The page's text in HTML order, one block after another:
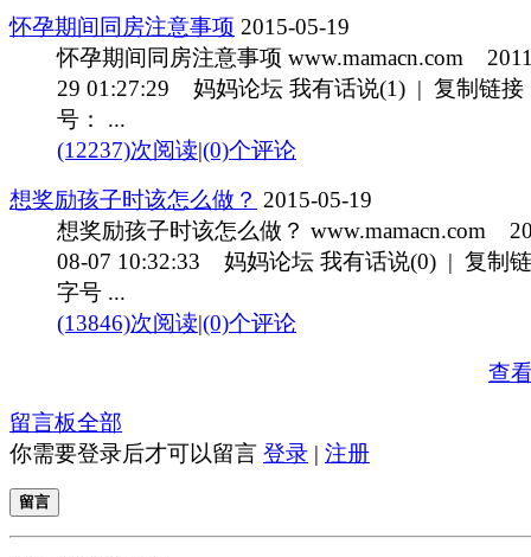
怀孕期间同房注意事项 2015-05-19
怀孕期间同房注意事项 www.mamacn.com
29 01:27:29 妈妈论坛 我有话说(1) | 复制链
号： ...
(12237)次阅读|(0)个评论
想奖励孩子时该怎么做？ 2015-05-19
想奖励孩子时该怎么做？ www.mamacn.com
08-07 10:32:33 妈妈论坛 我有话说(0) | 复制
字号 ...
(13846)次阅读|(0)个评论
查
留言板全部
你需要登录后才可以留言 登录 | 注册
留言